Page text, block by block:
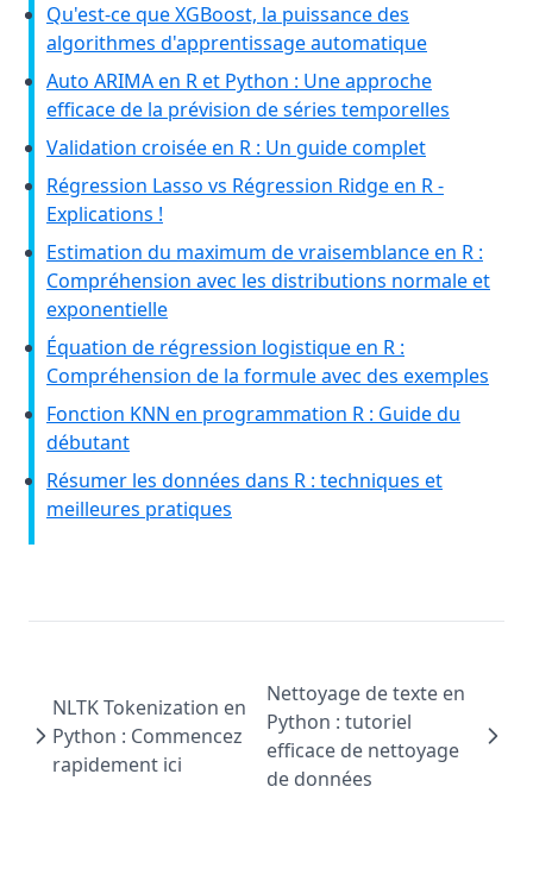
Qu'est-ce que XGBoost, la puissance des
algorithmes d'apprentissage automatique
Auto ARIMA en R et Python : Une approche
efficace de la prévision de séries temporelles
Validation croisée en R : Un guide complet
Régression Lasso vs Régression Ridge en R -
Explications !
Estimation du maximum de vraisemblance en R :
Compréhension avec les distributions normale et
exponentielle
Équation de régression logistique en R :
Compréhension de la formule avec des exemples
Fonction KNN en programmation R : Guide du
débutant
Résumer les données dans R : techniques et
meilleures pratiques
NLTK Tokenization en
Python : Commencez
rapidement ici
Nettoyage de texte en
Python : tutoriel
efficace de nettoyage
de données